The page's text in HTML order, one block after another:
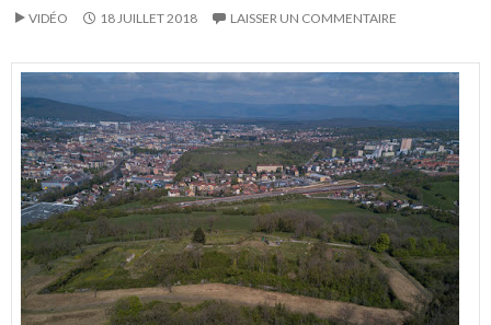
VIDÉO 18 JUILLET 2018 LAISSER UN COMMENTAIRE